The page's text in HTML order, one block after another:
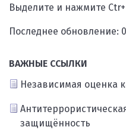
Выделите и нажмите
Последнее обновление:
ВАЖНЫЕ ССЫЛКИ
Независимая оценка
защищённость